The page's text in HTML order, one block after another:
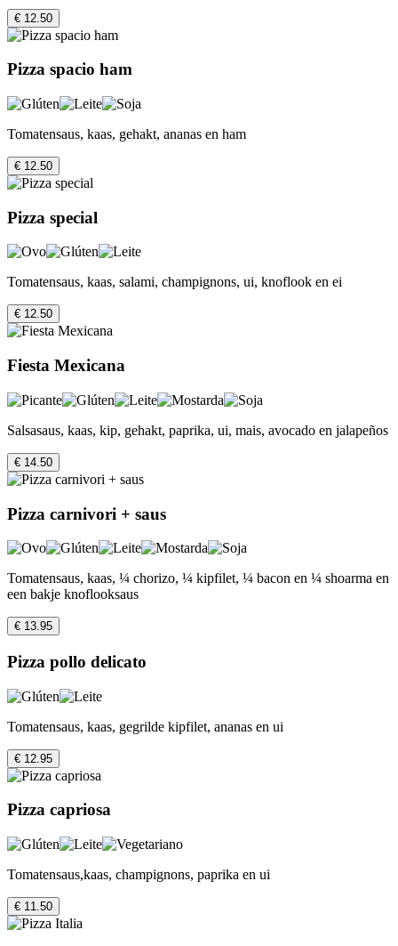
€ 12.50
Pizza spacio ham
Tomatensaus, kaas, gehakt, ananas en ham
€ 12.50
Pizza special
Tomatensaus, kaas, salami, champignons, ui, knoflook en ei
€ 12.50
Fiesta Mexicana
Salsasaus, kaas, kip, gehakt, paprika, ui, mais, avocado en jalapeños
€ 14.50
Pizza carnivori + saus
Tomatensaus, kaas, ¼ chorizo, ¼ kipfilet, ¼ bacon en ¼ shoarma en
een bakje knoflooksaus
€ 13.95
Pizza pollo delicato
Tomatensaus, kaas, gegrilde kipfilet, ananas en ui
€ 12.95
Pizza capriosa
Tomatensaus,kaas, champignons, paprika en ui
€ 11.50